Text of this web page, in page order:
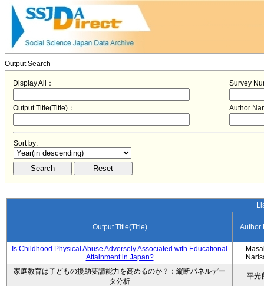
Output Search
Display All： Survey
Output Title(Title)： Author
Sort by:
−
Output Title(Title) Author
Is Childhood Physical Abuse Adversely Associated with Educational
Attainment in Japan?
家庭教育は子どもの援助要請能力を高めるのか？：縦断パネルデー
タ分析
平光